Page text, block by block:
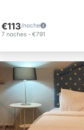
€113/noche
7 noches - €791